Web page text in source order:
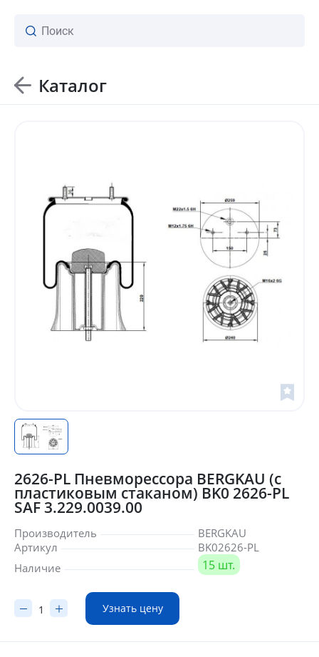
Каталог
2626-PL Пневморессора BERGKAU (с
пластиковым стаканом) BK0 2626-PL
SAF 3.229.0039.00
Производитель
BERGKAU
Артикул
BK02626-PL
Наличие
15 шт.
Узнать цену